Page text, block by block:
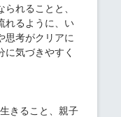
れることと、
れるように、い
思考がクリアに
に気づきやすく
きること、親子